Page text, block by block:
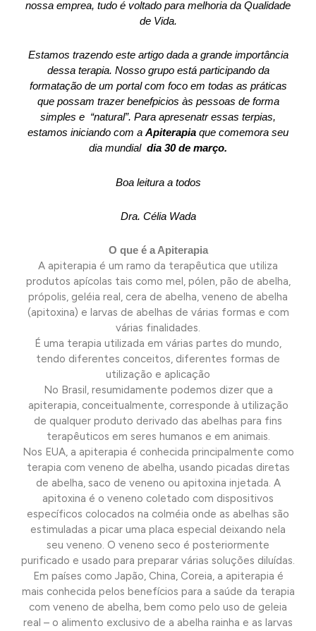
nossa emprea, tudo é voltado para melhoria da Qualidade
de Vida.
Estamos trazendo este artigo dada a grande importância
dessa terapia. Nosso grupo está participando da
formatação de um portal com foco em todas as práticas
que possam trazer benefpicios às pessoas de forma
simples e “natural”. Para apresenatr essas terpias,
estamos iniciando com a Apiterapia que comemora seu
dia mundial dia 30 de março.
Boa leitura a todos
Dra. Célia Wada
O que é a Apiterapia
A apiterapia é um ramo da terapêutica que utiliza
produtos apícolas tais como mel, pólen, pão de abelha,
própolis, geléia real, cera de abelha, veneno de abelha
(apitoxina) e larvas de abelhas de várias formas e com
várias finalidades.
É uma terapia utilizada em várias partes do mundo,
tendo diferentes conceitos, diferentes formas de
utilização e aplicação
No Brasil, resumidamente podemos dizer que a
apiterapia, conceitualmente, corresponde à utilização
de qualquer produto derivado das abelhas para fins
terapêuticos em seres humanos e em animais.
Nos EUA, a apiterapia é conhecida principalmente como
terapia com veneno de abelha, usando picadas diretas
de abelha, saco de veneno ou apitoxina injetada. A
apitoxina é o veneno coletado com dispositivos
específicos colocados na colméia onde as abelhas são
estimuladas a picar uma placa especial deixando nela
seu veneno. O veneno seco é posteriormente
purificado e usado para preparar várias soluções diluídas.
Em países como Japão, China, Coreia, a apiterapia é
mais conhecida pelos benefícios para a saúde da terapia
com veneno de abelha, bem como pelo uso de geleia
real – o alimento exclusivo de a abelha rainha e as larvas